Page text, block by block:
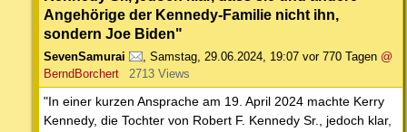
Angehörige der Kennedy-Familie nicht ihn,
sondern Joe Biden"
SevenSamurai , Samstag, 29.06.2024, 19:07 vor 770 Tagen @
BerndBorchert
2713 Views
"In einer kurzen Ansprache am 19. April 2024 machte Kerry
Kennedy, die Tochter von Robert F. Kennedy Sr., jedoch klar,